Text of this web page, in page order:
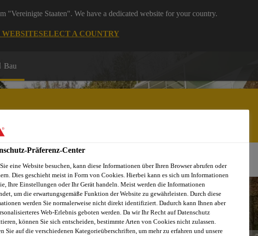
"Vereinigte Staaten". We have a dedicated website for your country.
WEBSITESELECT A COUNTRY
Bau
Präferenz-Center
eine Website besuchen, kann diese Informationen über Ihren Browser abrufen oder
Dies geschieht meist in Form von Cookies. Hierbei kann es sich um Informationen
Ihre Einstellungen oder Ihr Gerät handeln. Meist werden die Informationen
um die erwartungsgemäße Funktion der Website zu gewährleisten. Durch diese
werden Sie normalerweise nicht direkt identifiziert. Dadurch kann Ihnen aber
Web-Erlebnis geboten werden. Da wir Ihr Recht auf Datenschutz
können Sie sich entscheiden, bestimmte Arten von Cookies nicht zulassen.
Sie auf die verschiedenen Kategorieüberschriften, um mehr zu erfahren und unsere